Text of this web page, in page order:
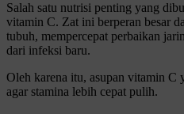
Salah satu nutrisi penting yang
vitamin C. Zat ini berperan besar
tubuh, mempercepat perbaikan
dari infeksi baru.
Oleh karena itu, asupan vitamin C
agar stamina lebih cepat pulih.